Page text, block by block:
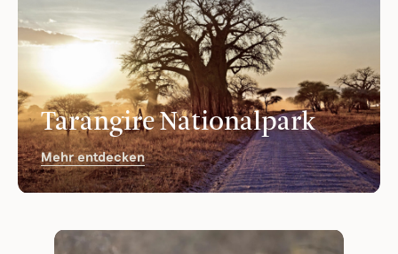
Tarangire Nationalpark
Mehr entdecken